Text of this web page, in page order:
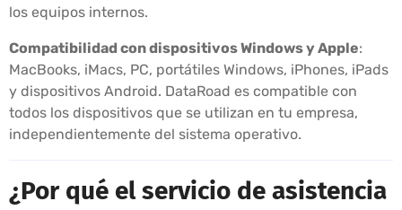
los equipos internos.
Compatibilidad con dispositivos Windows y Apple:
MacBooks, iMacs, PC, portátiles Windows, iPhones, iPads
y dispositivos Android. DataRoad es compatible con
todos los dispositivos que se utilizan en tu empresa,
independientemente del sistema operativo.
¿Por qué el servicio de asistencia